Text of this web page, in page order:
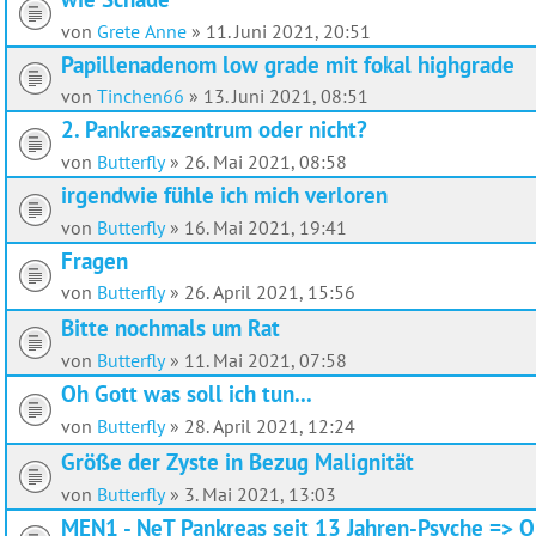
von Grete Anne » 11. Juni 2021, 20:51
Papillenadenom low grade mit fokal highgrade
von Tinchen66 » 13. Juni 2021, 08:51
2. Pankreaszentrum oder nicht?
von Butterfly» 26. Mai 2021, 08:58
irgendwie fühle ich mich verloren
von Butterfly» 16. Mai 2021, 19:41
Fragen
von Butterfly» 26. April 2021, 15:56
Bitte nochmals um Rat
von Butterfly» 11. Mai 2021, 07:58
Oh Gott was soll ich tun...
von Butterfly» 28. April 2021, 12:24
Größe der Zyste in Bezug Malignität
von Butterfly» 3. Mai 2021, 13:03
MEN1 - NeT Pankreas seit 13 Jahren-Psyche =>